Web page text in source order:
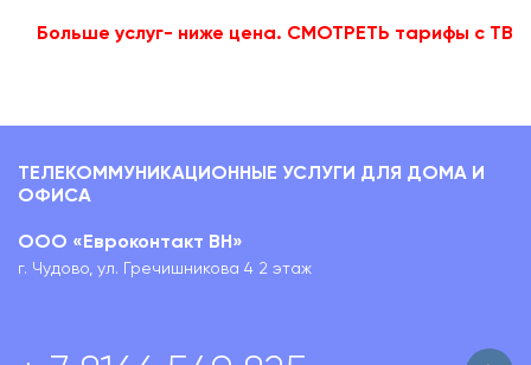
Больше услуг- ниже цена. СМОТРЕТЬ тарифы с ТВ
ТЕЛЕКОММУНИКАЦИОННЫЕ УСЛУГИ ДЛЯ ДОМА И
ОФИСА
ООО «Евроконтакт ВН»
г. Чудово, ул. Гречишникова 4 2 этаж